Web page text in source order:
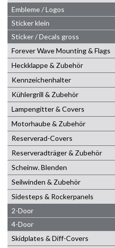
Embleme / Logos
Sticker klein
Sticker / Decals gross
Forever Wave Mounting & Flags
Heckklappe & Zubehör
Kennzeichenhalter
Kühlergrill & Zubehör
Lampengitter & Covers
Motorhaube & Zubehör
Reserverad-Covers
Reserveradträger & Zubehör
Scheinw. Blenden
Seilwinden & Zubehör
Sidesteps & Rockerpanels
2-Door
4-Door
Skidplates & Diff-Covers